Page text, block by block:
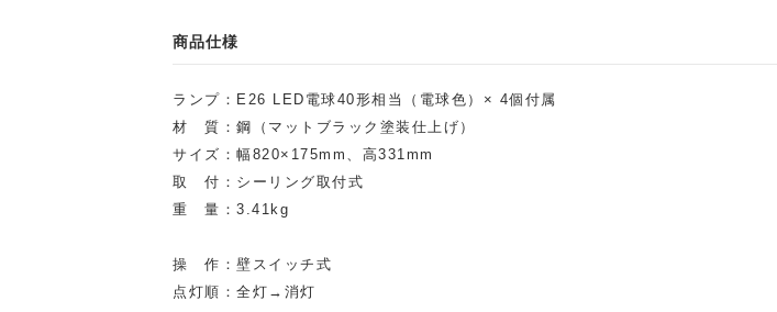
商品仕様
ランプ：E26 LED電球40形相当（電球色）× 4個付属
材 質：鋼（マットブラック塗装仕上げ）
サイズ：幅820×175mm、高331mm
取 付：シーリング取付式
重 量：3.41kg
操 作：壁スイッチ式
点灯順：全灯→消灯